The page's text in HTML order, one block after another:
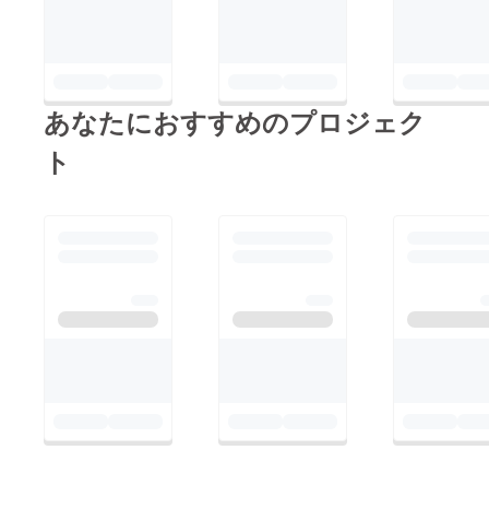
あなたにおすすめのプロジェク
ト